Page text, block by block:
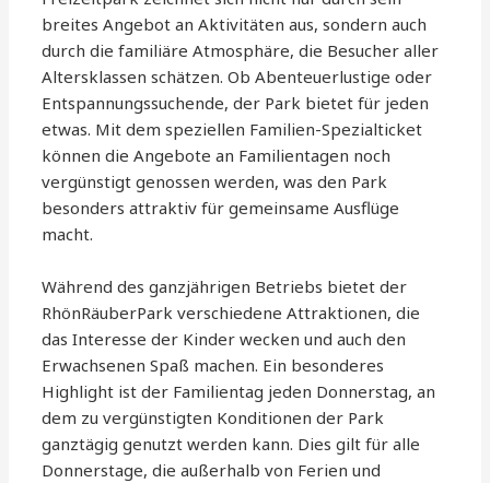
breites Angebot an Aktivitäten aus, sondern auch
durch die familiäre Atmosphäre, die Besucher aller
Altersklassen schätzen. Ob Abenteuerlustige oder
Entspannungssuchende, der Park bietet für jeden
etwas. Mit dem speziellen Familien-Spezialticket
können die Angebote an Familientagen noch
vergünstigt genossen werden, was den Park
besonders attraktiv für gemeinsame Ausflüge
macht.
Während des ganzjährigen Betriebs bietet der
RhönRäuberPark verschiedene Attraktionen, die
das Interesse der Kinder wecken und auch den
Erwachsenen Spaß machen. Ein besonderes
Highlight ist der Familientag jeden Donnerstag, an
dem zu vergünstigten Konditionen der Park
ganztägig genutzt werden kann. Dies gilt für alle
Donnerstage, die außerhalb von Ferien und